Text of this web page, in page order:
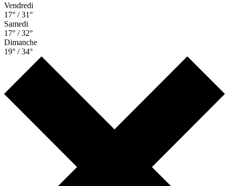
Vendredi
17° / 31°
Samedi
17° / 32°
Dimanche
19° / 34°